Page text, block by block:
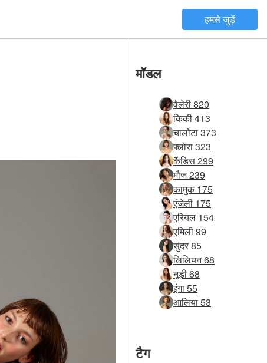
हमसे जुड़ें
मॉडल
वैलेरी 820
किकी 413
चार्लोटा 373
फ्लोरा 323
कैंडिस 299
मौज 239
कामुक 175
एंजेली 175
एरियल 154
एमिली 99
सुंदर 85
लिलियन 68
नूडी 68
इंगा 55
आलिया 53
टैग